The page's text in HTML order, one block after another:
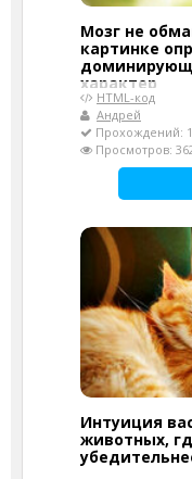
Мозг не
картинке
характер
HTML-код
Андрей
Прохождений:
Просмотров:
Интуиция
животных,